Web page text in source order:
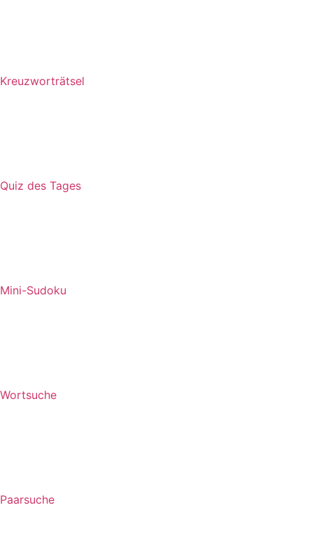
Kreuzworträtsel
Quiz des Tages
Mini-Sudoku
Wortsuche
Paarsuche